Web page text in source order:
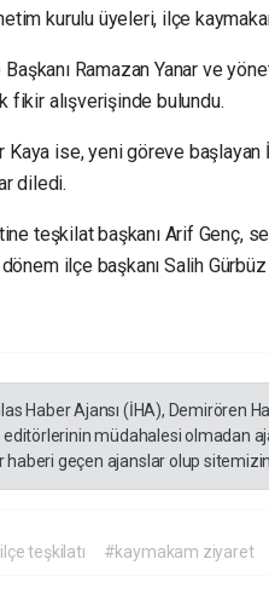
kurulu üyeleri, ilçe
Ramazan Yanar ve
fikir alışverişinde bulundu.
Kaya ise, yeni göreve
diledi.
teşkilat başkanı Arif Genç,
ilçe başkanı Salih
Haber Ajansı (İHA), Demirören
müdahalesi olmadan
geçen ajanslar olup
teşkilatı #kaymakam ziyaret